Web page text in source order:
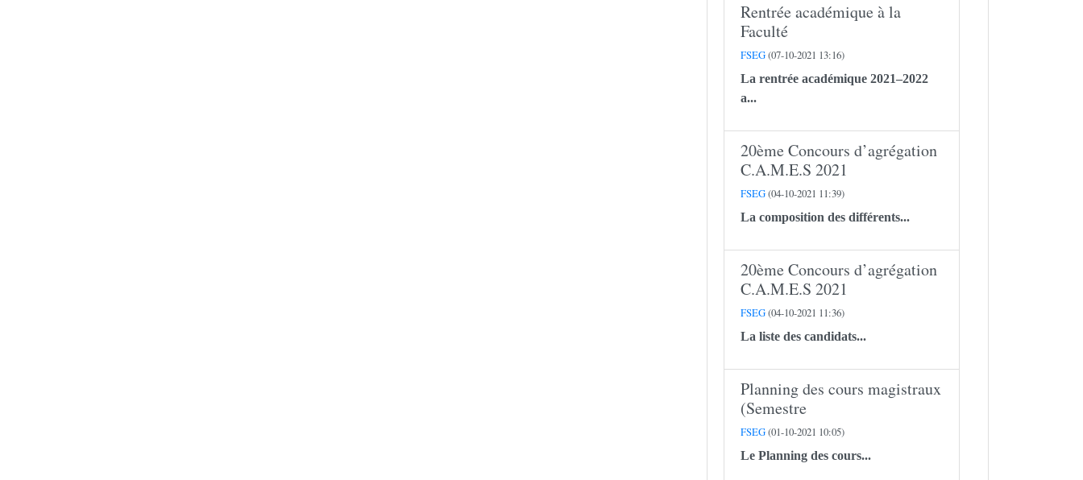
Rentrée académique à la
Faculté
FSEG(07-10-2021 13:16)
La rentrée académique 2021–2022
a...
20ème Concours d’agrégation
C.A.M.E.S 2021
FSEG(04-10-2021 11:39)
La composition des différents...
20ème Concours d’agrégation
C.A.M.E.S 2021
FSEG(04-10-2021 11:36)
La liste des candidats...
Planning des cours magistraux
(Semestre
FSEG(01-10-2021 10:05)
Le Planning des cours...